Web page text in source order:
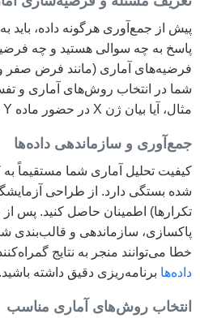
پیش از جمع‌آوری هرگونه داده، باید
پاسخ به چه سوالی هستید و چه
فرضیه‌های آماری (مانند فرض صفر
شما در انتخاب روش‌های آماری و
مثال، آیا بیان ژن X در حضور ماده Y افزایش می‌یابد؟
جمع‌آوری و سازماندهی داده‌ها
کیفیت تحلیل آماری شما مستقیماً
شده بستگی دارد. از طراحی
تکرارها) اطمینان حاصل کنید. پس از
پاکسازی، سازماندهی و قالب‌بندی
خطا می‌توانند منجر به نتایج
داده‌ها برنامه‌ریزی دقیق داشته باشید.
انتخاب روش‌های آماری مناسب